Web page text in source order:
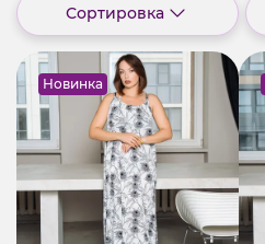
Сортировка
Новинка